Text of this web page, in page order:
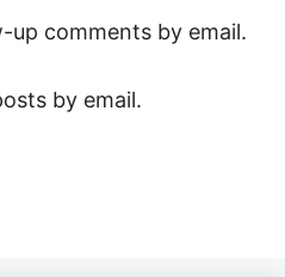
comments by email.
by email.